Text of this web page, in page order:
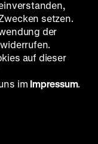
ist es, erstmals
Rahmen zu
für die
und das
setzen.
der
auf dieser
im Impressum.